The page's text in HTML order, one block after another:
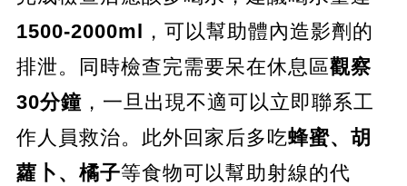
1500-2000ml ，可以幫助體內造影劑的
排泄。同時檢查完需要呆在休息區觀察
30分鐘，一旦出現不適可以立即聯系工
作人員救治。此外回家后多吃蜂蜜、胡
蘿卜、橘子等食物可以幫助射線的代